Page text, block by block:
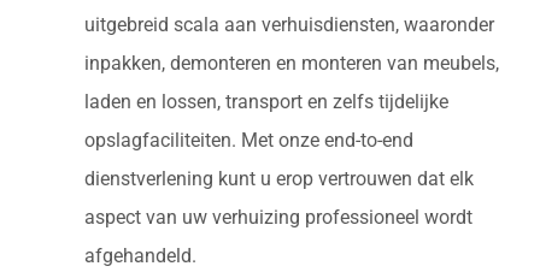
uitgebreid scala aan verhuisdiensten, waaronder
inpakken, demonteren en monteren van meubels,
laden en lossen, transport en zelfs tijdelijke
opslagfaciliteiten. Met onze end-to-end
dienstverlening kunt u erop vertrouwen dat elk
aspect van uw verhuizing professioneel wordt
afgehandeld.